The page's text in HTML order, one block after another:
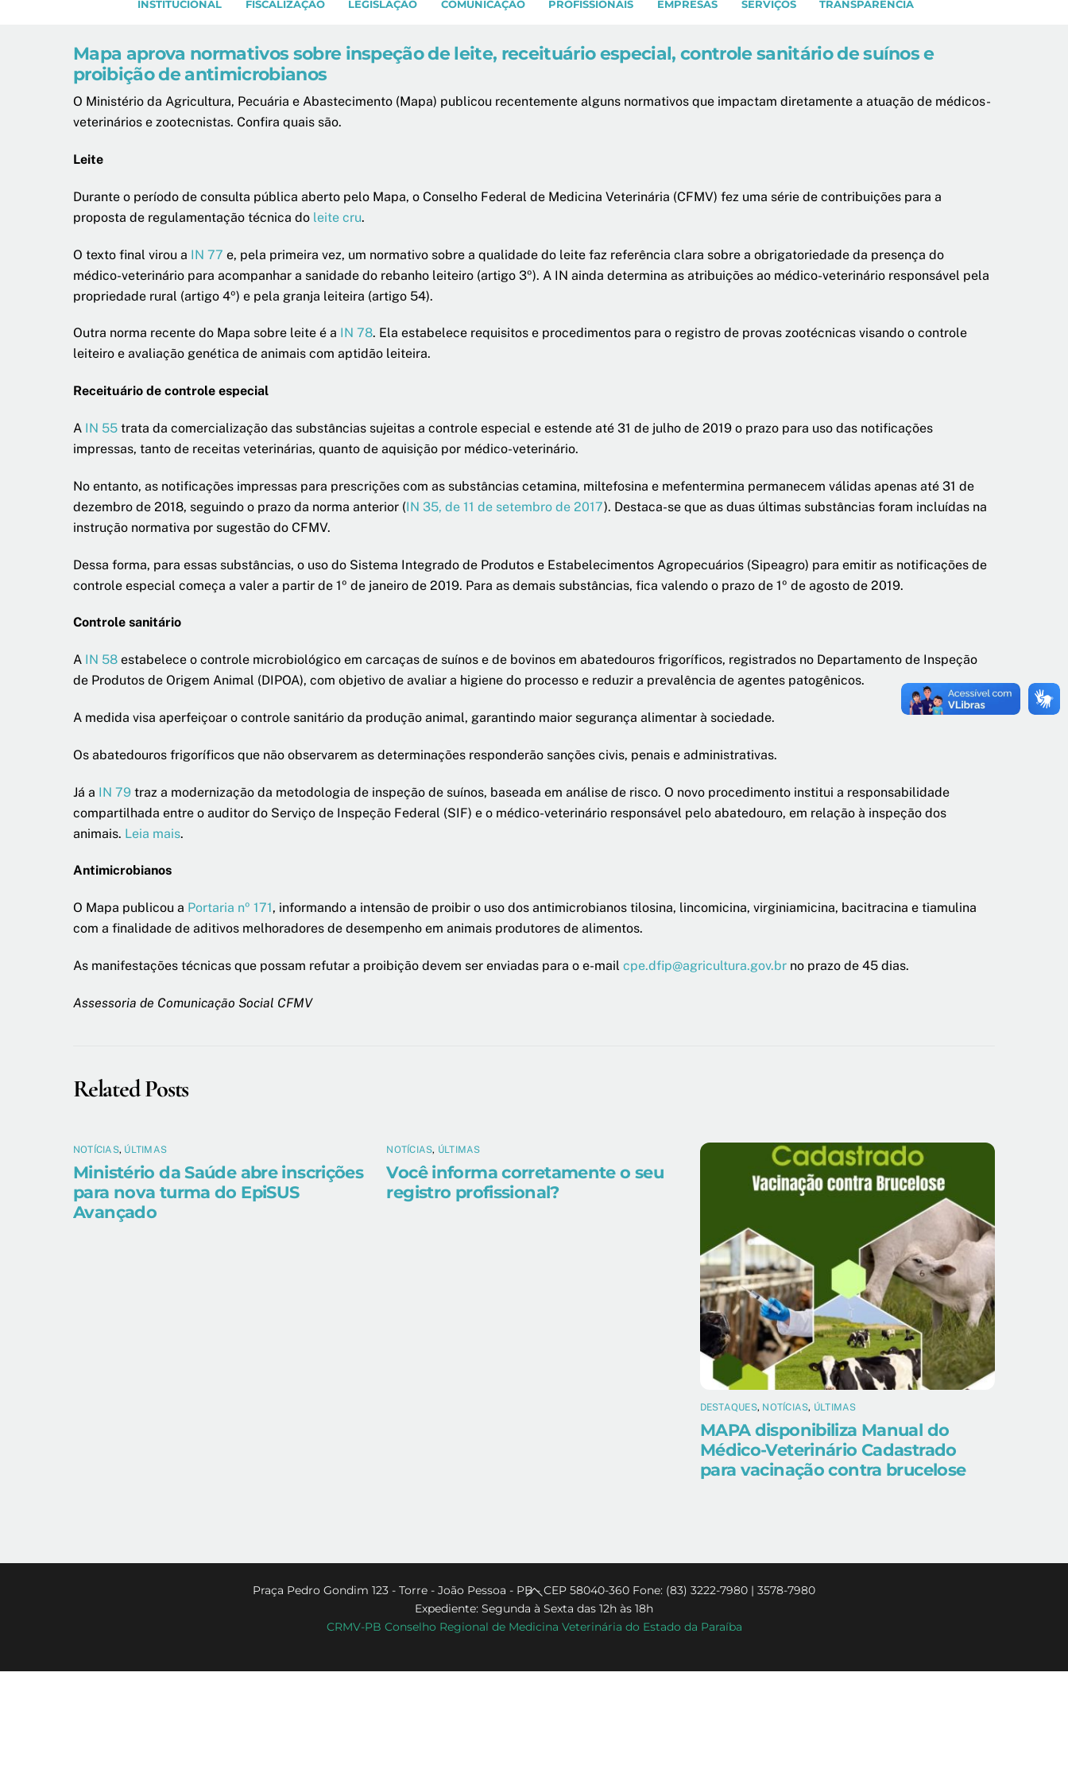
INSTITUCIONAL FISCALIZAÇÃO LEGISLAÇÃO COMUNICAÇÃO PROFISSIONAIS EMPRESAS SERVIÇOS TRANSPARÊNCIA
Mapa aprova normativos sobre inspeção de leite, receituário especial, controle sanitário de suínos e
proibição de antimicrobianos
O Ministério da Agricultura, Pecuária e Abastecimento (Mapa) publicou recentemente alguns normativos que impactam diretamente a atuação de médicos-
veterinários e zootecnistas. Confira quais são.
Leite
Durante o período de consulta pública aberto pelo Mapa, o Conselho Federal de Medicina Veterinária (CFMV) fez uma série de contribuições para a
proposta de regulamentação técnica do leite cru.
O texto final virou a IN 77 e, pela primeira vez, um normativo sobre a qualidade do leite faz referência clara sobre a obrigatoriedade da presença do
médico-veterinário para acompanhar a sanidade do rebanho leiteiro (artigo 3º). A IN ainda determina as atribuições ao médico-veterinário responsável pela
propriedade rural (artigo 4º) e pela granja leiteira (artigo 54).
Outra norma recente do Mapa sobre leite é a IN 78. Ela estabelece requisitos e procedimentos para o registro de provas zootécnicas visando o controle
leiteiro e avaliação genética de animais com aptidão leiteira.
Receituário de controle especial
A IN 55 trata da comercialização das substâncias sujeitas a controle especial e estende até 31 de julho de 2019 o prazo para uso das notificações
impressas, tanto de receitas veterinárias, quanto de aquisição por médico-veterinário.
No entanto, as notificações impressas para prescrições com as substâncias cetamina, miltefosina e mefentermina permanecem válidas apenas até 31 de
dezembro de 2018, seguindo o prazo da norma anterior (IN 35, de 11 de setembro de 2017). Destaca-se que as duas últimas substâncias foram incluídas na
instrução normativa por sugestão do CFMV.
Dessa forma, para essas substâncias, o uso do Sistema Integrado de Produtos e Estabelecimentos Agropecuários (Sipeagro) para emitir as notificações de
controle especial começa a valer a partir de 1º de janeiro de 2019. Para as demais substâncias, fica valendo o prazo de 1º de agosto de 2019.
Controle sanitário
A IN 58 estabelece o controle microbiológico em carcaças de suínos e de bovinos em abatedouros frigoríficos, registrados no Departamento de Inspeção
de Produtos de Origem Animal (DIPOA), com objetivo de avaliar a higiene do processo e reduzir a prevalência de agentes patogênicos.
A medida visa aperfeiçoar o controle sanitário da produção animal, garantindo maior segurança alimentar à sociedade.
Os abatedouros frigoríficos que não observarem as determinações responderão sanções civis, penais e administrativas.
Já a IN 79 traz a modernização da metodologia de inspeção de suínos, baseada em análise de risco. O novo procedimento institui a responsabilidade
compartilhada entre o auditor do Serviço de Inspeção Federal (SIF) e o médico-veterinário responsável pelo abatedouro, em relação à inspeção dos
animais. Leia mais.
Antimicrobianos
O Mapa publicou a Portaria nº 171, informando a intensão de proibir o uso dos antimicrobianos tilosina, lincomicina, virginiamicina, bacitracina e tiamulina
com a finalidade de aditivos melhoradores de desempenho em animais produtores de alimentos.
As manifestações técnicas que possam refutar a proibição devem ser enviadas para o e-mail cpe.dfip@agricultura.gov.br no prazo de 45 dias.
Assessoria de Comunicação Social CFMV
Related Posts
NOTÍCIAS, ÚLTIMAS
Ministério da Saúde abre inscrições
para nova turma do EpiSUS
Avançado
NOTÍCIAS, ÚLTIMAS
Você informa corretamente o seu
registro profissional?
DESTAQUES, NOTÍCIAS, ÚLTIMAS
MAPA disponibiliza Manual do
Médico-Veterinário Cadastrado
para vacinação contra brucelose
Back
To
Top
Praça Pedro Gondim 123 - Torre - João Pessoa - PB - CEP 58040-360 Fone: (83) 3222-7980 | 3578-7980
Expediente: Segunda à Sexta das 12h às 18h
CRMV-PB Conselho Regional de Medicina Veterinária do Estado da Paraíba